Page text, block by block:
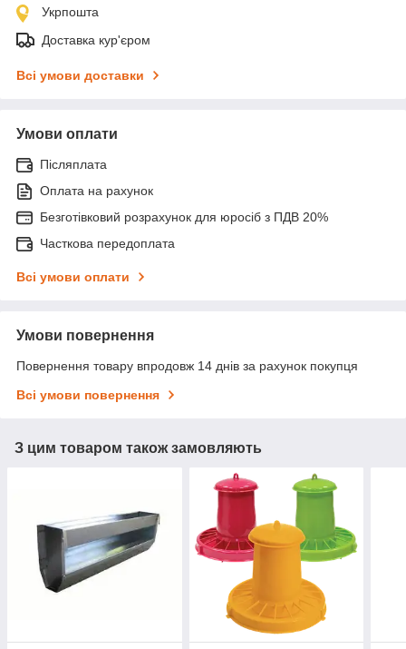
Укрпошта
Доставка кур'єром
Всі умови доставки
Умови оплати
Післяплата
Оплата на рахунок
Безготівковий розрахунок для юросіб з ПДВ 20%
Часткова передоплата
Всі умови оплати
Умови повернення
Повернення товару впродовж 14 днів за рахунок покупця
Всі умови повернення
З цим товаром також замовляють